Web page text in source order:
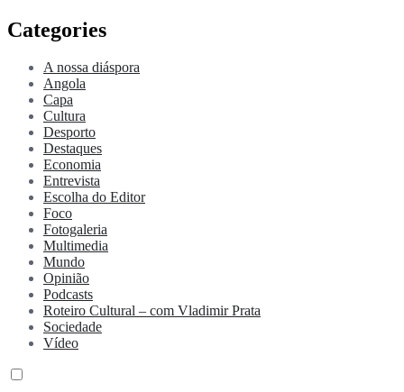
Categories
A nossa diáspora
Angola
Capa
Cultura
Desporto
Destaques
Economia
Entrevista
Escolha do Editor
Foco
Fotogaleria
Multimedia
Mundo
Opinião
Podcasts
Roteiro Cultural – com Vladimir Prata
Sociedade
Vídeo